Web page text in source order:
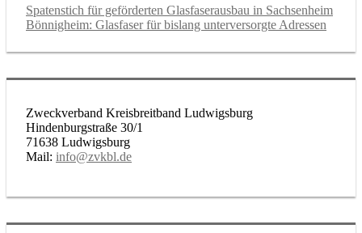
Beitragsnavigation
Vorheriger
Beitrag:
Spatenstich für geförderten Glasfaserausbau in Sachsenheim
Nächster
Bönnigheim: Glasfaser für bislang unterversorgte Adressen
Zweckverband Kreisbreitband Ludwigsburg
Hindenburgstraße 30/1
71638 Ludwigsburg
Mail: info@zvkbl.de